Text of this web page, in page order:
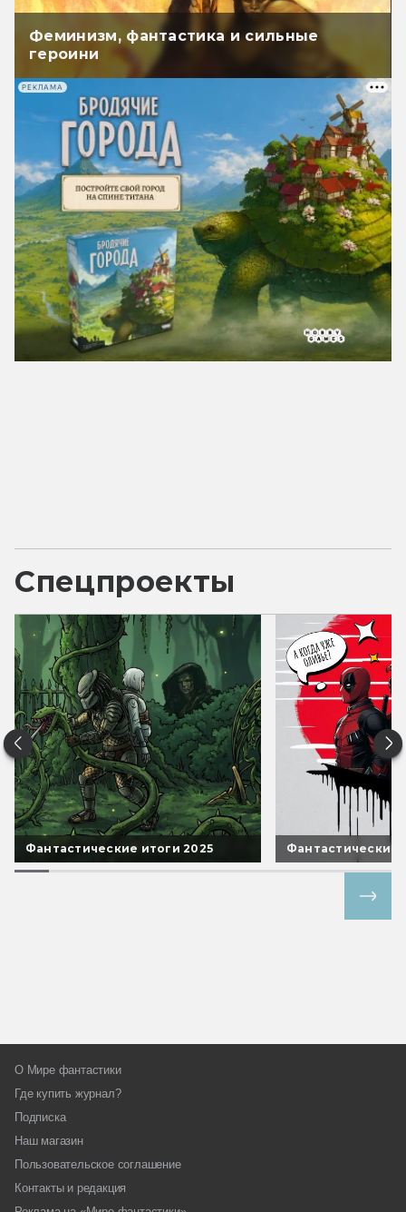
Феминизм, фантастика и сильные
героини
РЕКЛАМА
Спецпроекты
Фантастические итоги 2025 Фантастические
О Мире фантастики
Где купить журнал?
Подписка
Наш магазин
Пользовательское соглашение
Контакты и редакция